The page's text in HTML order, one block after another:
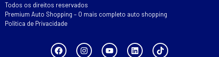
Todos os direitos reservados
Premium Auto Shopping – O mais completo auto shopping
Política de Privacidade